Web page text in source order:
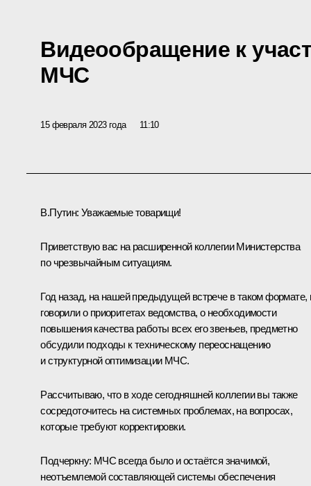
Видеообращение к
МЧС
15 февраля 2023 года 11:10
В.Путин: Уважаемые товарищи!
Приветствую вас на расширенной коллегии Министерства
по чрезвычайным ситуациям.
Год назад, на нашей предыдущей встрече в таком
говорили о приоритетах ведомства, о необходимости
повышения качества работы всех его звеньев, предметно
обсудили подходы к техническому переоснащению
и структурной оптимизации МЧС.
Рассчитываю, что в ходе сегодняшней коллегии вы также
сосредоточитесь на системных проблемах, на вопросах,
которые требуют корректировки.
Подчеркну: МЧС всегда было и остаётся значимой,
неотъемлемой составляющей системы обеспечения